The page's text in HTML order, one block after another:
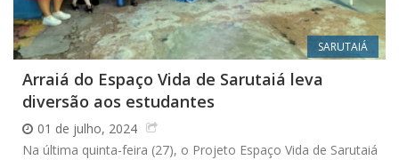
SARUTAIÁ
Arraiá do Espaço Vida de Sarutaiá leva
diversão aos estudantes
01 de julho, 2024
Na última quinta-feira (27), o Projeto Espaço Vida de Sarutaiá